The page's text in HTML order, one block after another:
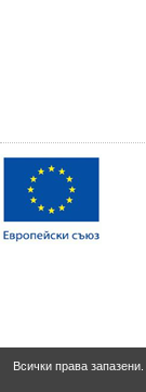
Всички права